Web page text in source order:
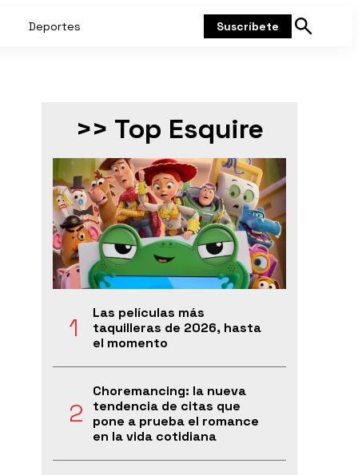
Deportes Suscríbete
Mostrar
>> Top Esquire
Las películas más
taquilleras de 2026, hasta
el momento
Choremancing: la nueva
tendencia de citas que
pone a prueba el romance
en la vida cotidiana